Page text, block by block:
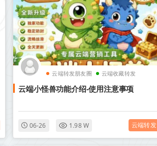
云端转发朋友圈 云端收藏转发
云端小怪兽功能介绍-使用注意事项
06-26 1.98 W 云端转发